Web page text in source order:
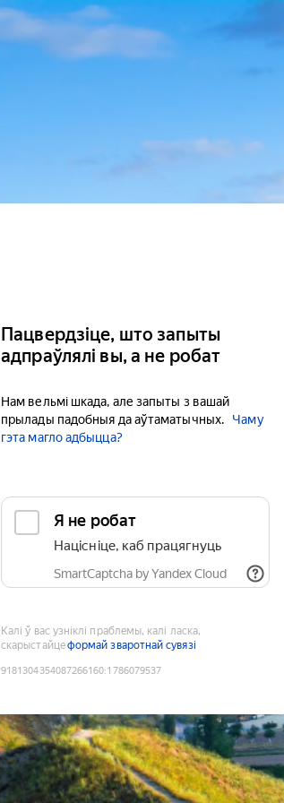
Пацвердзіце, што запыты
адпраўлялі вы, а не робат
Нам вельмі шкада, але запыты з вашай
прылады падобныя да аўтаматычных.
Чаму
гэта магло адбыцца?
Я не робат
Націсніце, каб працягнуць
SmartCaptcha by Yandex Cloud
Калі ў вас узніклі праблемы, калі ласка,
скарыстайцеформай зваротнай сувязі
9181304354087266160:1786079537